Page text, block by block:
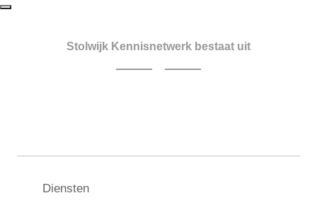
Stolwijk Kennisnetwerk bestaat uit
Diensten